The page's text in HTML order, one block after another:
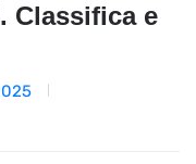
Classifica e